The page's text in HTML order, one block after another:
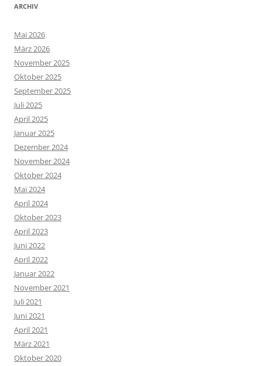
ARCHIV
Mai 2026
März 2026
November 2025
Oktober 2025
September 2025
Juli 2025
April 2025
Januar 2025
Dezember 2024
November 2024
Oktober 2024
Mai 2024
April 2024
Oktober 2023
April 2023
Juni 2022
April 2022
Januar 2022
November 2021
Juli 2021
Juni 2021
April 2021
März 2021
Oktober 2020